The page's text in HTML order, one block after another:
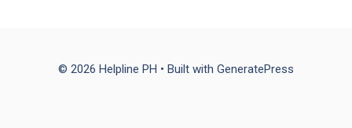
© 2026 Helpline PH • Built with GeneratePress